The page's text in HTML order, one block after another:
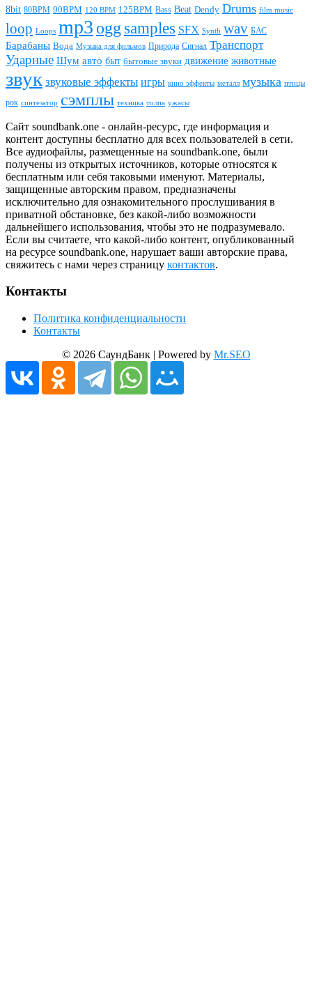
8bit 80BPM 90BPM 120 BPM 125BPM Bass Beat Dendy Drums film music
loop Loops mp3 ogg samples SFX Synth wav БАС
Барабаны Вода Музыка для фильмов Природа Сигнал Транспорт
Ударные Шум авто быт бытовые звуки движение животные
звук звуковые эффекты игры кино эффекты металл музыка птицы
рок синтезатор сэмплы техника толпа ужасы
Сайт soundbank.one - онлайн-ресурс, где информация и
контент доступны бесплатно для всех пользователей в сети.
Все аудиофайлы, размещенные на soundbank.one, были
получены из открытых источников, которые относятся к
бесплатным или себя таковыми именуют. Материалы,
защищенные авторским правом, предназначены
исключительно для ознакомительного прослушивания в
приватной обстановке, без какой-либо возможности
дальнейшего использования, чтобы это не подразумевало.
Если вы считаете, что какой-либо контент, опубликованный
на ресурсе soundbank.one, нарушает ваши авторские права,
свяжитесь с нами через страницу контактов.
Контакты
Политика конфиденциальности
Контакты
© 2026 СаундБанк | Powered by Mr.SEO